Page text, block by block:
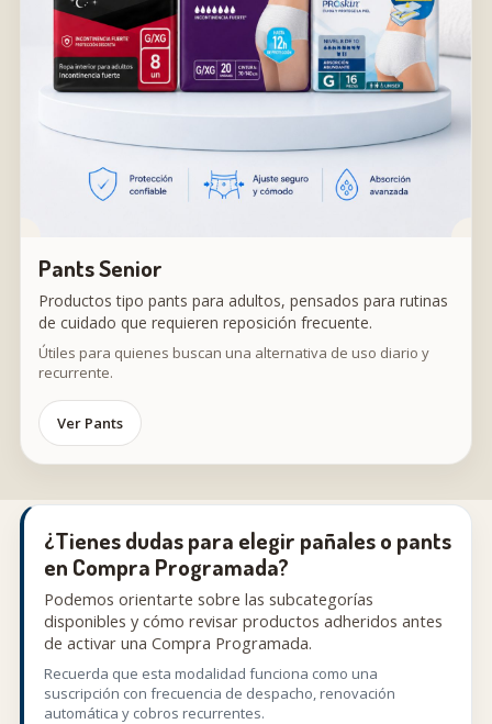
Pants Senior
Productos tipo pants para adultos, pensados para rutinas
de cuidado que requieren reposición frecuente.
Útiles para quienes buscan una alternativa de uso diario y
recurrente.
Ver Pants
¿Tienes dudas para elegir pañales o pants
en Compra Programada?
Podemos orientarte sobre las subcategorías
disponibles y cómo revisar productos adheridos antes
de activar una Compra Programada.
Recuerda que esta modalidad funciona como una
suscripción con frecuencia de despacho, renovación
automática y cobros recurrentes.